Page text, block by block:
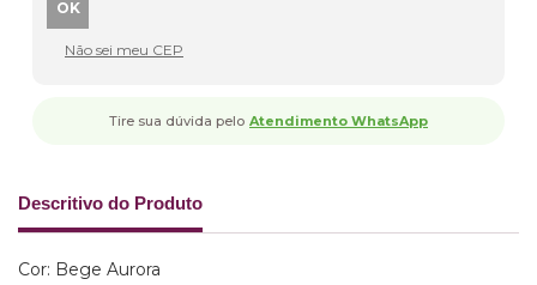
Não sei meu CEP
Tire sua dúvida pelo Atendimento WhatsApp
Descritivo do Produto
Cor: Bege Aurora